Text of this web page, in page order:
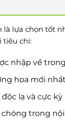
là lựa chọn tốt
tiêu chí:
nhập về
hoa mới
lạ và cực
trong